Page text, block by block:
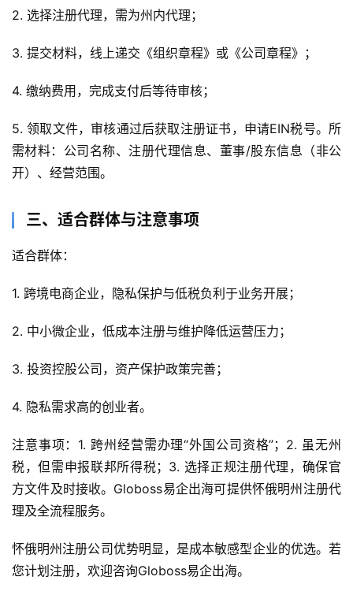
2. 选择注册代理，需为州内代理；
3. 提交材料，线上递交《组织章程》或《公司章程》；
4. 缴纳费用，完成支付后等待审核；
5. 领取文件，审核通过后获取注册证书，申请EIN税号。所
需材料：公司名称、注册代理信息、董事/股东信息（非公
开）、经营范围。
三、适合群体与注意事项
适合群体：
1. 跨境电商企业，隐私保护与低税负利于业务开展；
2. 中小微企业，低成本注册与维护降低运营压力；
3. 投资控股公司，资产保护政策完善；
4. 隐私需求高的创业者。
注意事项：1. 跨州经营需办理“外国公司资格”；2. 虽无州
税，但需申报联邦所得税；3. 选择正规注册代理，确保官
方文件及时接收。Globoss易企出海可提供怀俄明州注册代
理及全流程服务。
怀俄明州注册公司优势明显，是成本敏感型企业的优选。若
您计划注册，欢迎咨询Globoss易企出海。